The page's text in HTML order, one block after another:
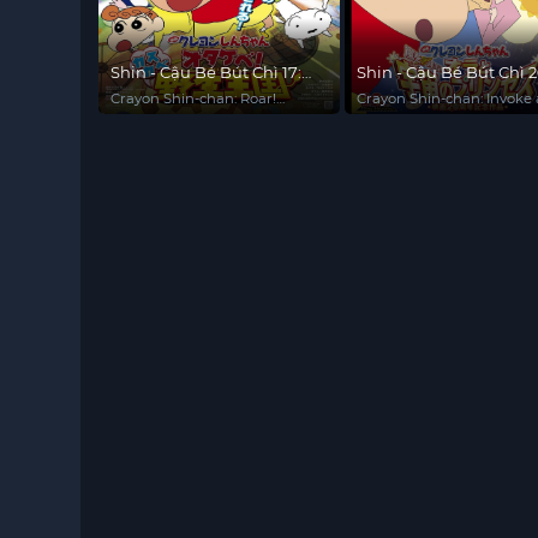
Shin - Cậu Bé Bút Chì 17:
Gầm! Vương Quốc Hoang
Dã Kasukabe
Crayon Shin-chan: Roar!
Shin - Cậu Bé Bút Chì
Cơn Bão Hung Hăng
Mời! Shin và Công
Crayon Shin-chan: Invoke